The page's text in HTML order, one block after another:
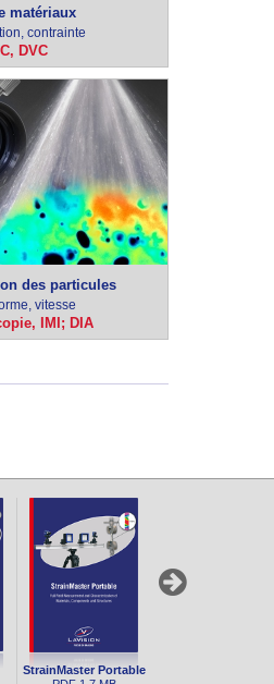
matériaux
contrainte
DVC
des particules
vitesse
IMI; DIA
StrainMaster Portable